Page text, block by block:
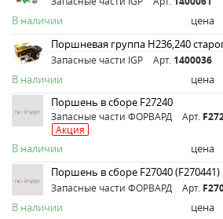
В наличии цена
Поршневая группа Н236,240
Запасные части IGP Арт. 1400036
В наличии цена
Поршень в сборе F27240
Запасные части ФОРВАРД Арт.
Акция
В наличии цена
Поршень в сборе F27040 (F270441)
Запасные части ФОРВАРД Арт.
В наличии цена